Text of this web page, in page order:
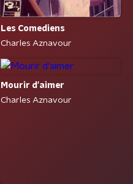
Les Comediens
Charles Aznavour
Mourir d'aimer
Charles Aznavour